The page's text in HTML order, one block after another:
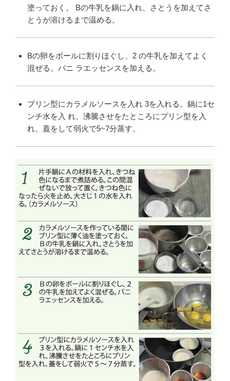
塗っておく。 Bの牛乳を鍋に入れ、さとうを加えてさ
とうが溶けるまで温める。
Bの卵をボールに割りほぐし、2 の牛乳を加えてよく
混ぜる。バニ ラエッセンスを加える。
プリン型にカラメルソースを入れ 3を入れる。鍋に1セ
ンチ水を入 れ、沸騰させをたところにプリン型を入
れ、蓋をして弱火で5~7分蒸す。